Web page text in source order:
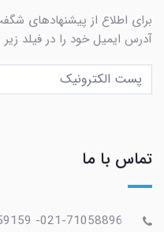
برای اطلاع از پیشنهادهای
آدرس ایمیل خود را در فیلد
تماس با ما